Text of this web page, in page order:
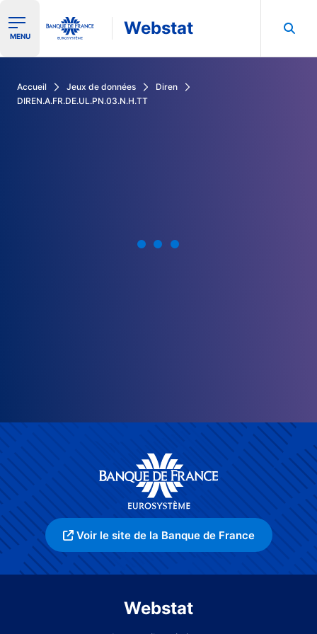
Ouvrir le menu de navigation
MENU Webstat
Accueil Jeux de données
Diren
DIREN.A.FR.DE.UL.PN.03.N.H.TT
Voir le site de la Banque de France
Webstat